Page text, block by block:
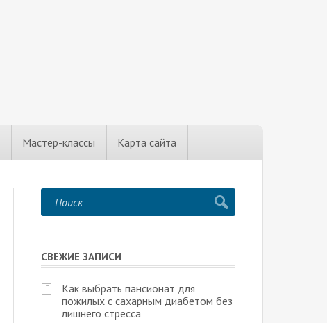
Мастер-классы Карта сайта
СВЕЖИЕ ЗАПИСИ
Как выбрать пансионат для
пожилых с сахарным диабетом без
лишнего стресса